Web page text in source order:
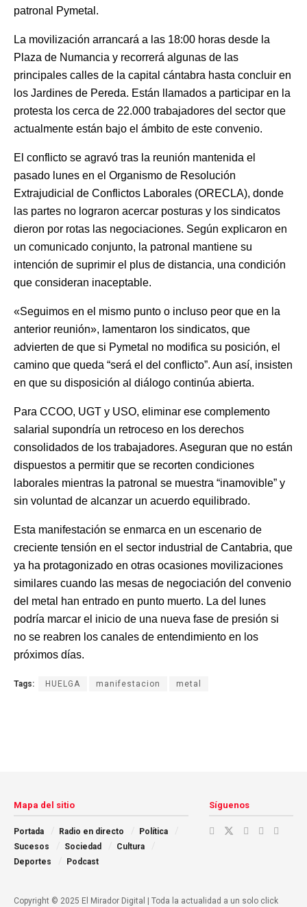
patronal Pymetal.
La movilización arrancará a las 18:00 horas desde la
Plaza de Numancia y recorrerá algunas de las
principales calles de la capital cántabra hasta concluir en
los Jardines de Pereda. Están llamados a participar en la
protesta los cerca de 22.000 trabajadores del sector que
actualmente están bajo el ámbito de este convenio.
El conflicto se agravó tras la reunión mantenida el
pasado lunes en el Organismo de Resolución
Extrajudicial de Conflictos Laborales (ORECLA), donde
las partes no lograron acercar posturas y los sindicatos
dieron por rotas las negociaciones. Según explicaron en
un comunicado conjunto, la patronal mantiene su
intención de suprimir el plus de distancia, una condición
que consideran inaceptable.
«Seguimos en el mismo punto o incluso peor que en la
anterior reunión», lamentaron los sindicatos, que
advierten de que si Pymetal no modifica su posición, el
camino que queda “será el del conflicto”. Aun así, insisten
en que su disposición al diálogo continúa abierta.
Para CCOO, UGT y USO, eliminar ese complemento
salarial supondría un retroceso en los derechos
consolidados de los trabajadores. Aseguran que no están
dispuestos a permitir que se recorten condiciones
laborales mientras la patronal se muestra “inamovible” y
sin voluntad de alcanzar un acuerdo equilibrado.
Esta manifestación se enmarca en un escenario de
creciente tensión en el sector industrial de Cantabria, que
ya ha protagonizado en otras ocasiones movilizaciones
similares cuando las mesas de negociación del convenio
del metal han entrado en punto muerto. La del lunes
podría marcar el inicio de una nueva fase de presión si
no se reabren los canales de entendimiento en los
próximos días.
Tags: HUELGA manifestacion metal
Copyright © 2025 El Mirador Digital | Toda la actualidad a un solo click
Mapa del sitio
Portada Radio en directo
Política
Sucesos
Sociedad
Cultura
Deportes
Podcast
Síguenos